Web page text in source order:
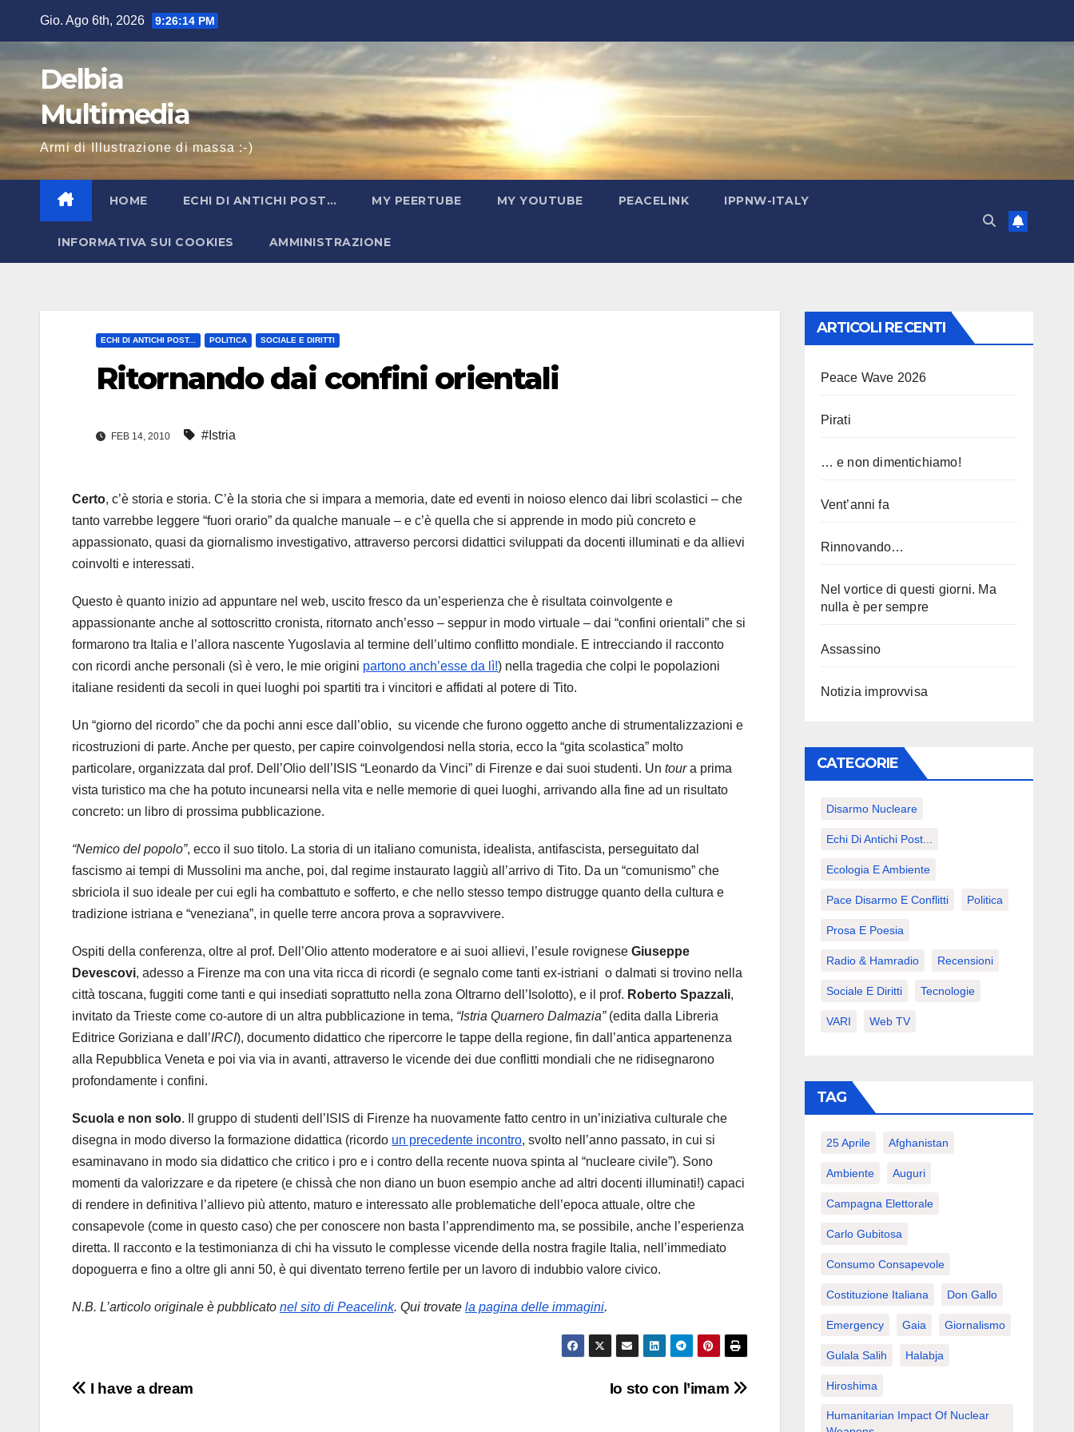
contenuto
Gio. Ago 6th, 2026 9:26:15 PM
Delbia
Multimedia
Armi di Illustrazione di massa :-)
HOME ECHI DI ANTICHI POST… MY PEERTUBE MY YOUTUBE PEACELINK IPPNW-ITALY
INFORMATIVA SUI COOKIES AMMINISTRAZIONE
ECHI DI ANTICHI POST... POLITICA SOCIALE E DIRITTI
Ritornando dai confini orientali
FEB 14, 2010 #Istria
Certo, c’è storia e storia. C’è la storia che si impara a memoria, date ed eventi in noioso elenco dai libri scolastici – che
tanto varrebbe leggere “fuori orario” da qualche manuale – e c’è quella che si apprende in modo più concreto e
appassionato, quasi da giornalismo investigativo, attraverso percorsi didattici sviluppati da docenti illuminati e da allievi
coinvolti e interessati.
Questo è quanto inizio ad appuntare nel web, uscito fresco da un’esperienza che è risultata coinvolgente e
appassionante anche al sottoscritto cronista, ritornato anch’esso – seppur in modo virtuale – dai “confini orientali” che si
formarono tra Italia e l’allora nascente Yugoslavia al termine dell’ultimo conflitto mondiale. E intrecciando il racconto
con ricordi anche personali (sì è vero, le mie origini partono anch’esse da lì!) nella tragedia che colpi le popolazioni
italiane residenti da secoli in quei luoghi poi spartiti tra i vincitori e affidati al potere di Tito.
Un “giorno del ricordo” che da pochi anni esce dall’oblio, su vicende che furono oggetto anche di strumentalizzazioni e
ricostruzioni di parte. Anche per questo, per capire coinvolgendosi nella storia, ecco la “gita scolastica” molto
particolare, organizzata dal prof. Dell’Olio dell’ISIS “Leonardo da Vinci” di Firenze e dai suoi studenti. Un toura prima
vista turistico ma che ha potuto incunearsi nella vita e nelle memorie di quei luoghi, arrivando alla fine ad un risultato
concreto: un libro di prossima pubblicazione.
“Nemico del popolo”, ecco il suo titolo. La storia di un italiano comunista, idealista, antifascista, perseguitato dal
fascismo ai tempi di Mussolini ma anche, poi, dal regime instaurato laggiù all’arrivo di Tito. Da un “comunismo” che
sbriciola il suo ideale per cui egli ha combattuto e sofferto, e che nello stesso tempo distrugge quanto della cultura e
tradizione istriana e “veneziana”, in quelle terre ancora prova a sopravvivere.
Ospiti della conferenza, oltre al prof. Dell’Olio attento moderatore e ai suoi allievi, l’esule rovignese Giuseppe
Devescovi, adesso a Firenze ma con una vita ricca di ricordi (e segnalo come tanti ex-istriani o dalmati si trovino nella
città toscana, fuggiti come tanti e qui insediati soprattutto nella zona Oltrarno dell’Isolotto), e il prof. Roberto Spazzali,
invitato da Trieste come co-autore di un altra pubblicazione in tema, “Istria Quarnero Dalmazia”(edita dalla Libreria
Editrice Goriziana e dall’IRCI), documento didattico che ripercorre le tappe della regione, fin dall’antica appartenenza
alla Repubblica Veneta e poi via via in avanti, attraverso le vicende dei due conflitti mondiali che ne ridisegnarono
profondamente i confini.
Scuola e non solo. Il gruppo di studenti dell’ISIS di Firenze ha nuovamente fatto centro in un’iniziativa culturale che
disegna in modo diverso la formazione didattica (ricordo un precedente incontro, svolto nell’anno passato, in cui si
esaminavano in modo sia didattico che critico i pro e i contro della recente nuova spinta al “nucleare civile”). Sono
momenti da valorizzare e da ripetere (e chissà che non diano un buon esempio anche ad altri docenti illuminati!) capaci
di rendere in definitiva l’allievo più attento, maturo e interessato alle problematiche dell’epoca attuale, oltre che
consapevole (come in questo caso) che per conoscere non basta l’apprendimento ma, se possibile, anche l’esperienza
diretta. Il racconto e la testimonianza di chi ha vissuto le complesse vicende della nostra fragile Italia, nell’immediato
dopoguerra e fino a oltre gli anni 50, è qui diventato terreno fertile per un lavoro di indubbio valore civico.
N.B. L’articolo originale è pubblicato nel sito di Peacelink. Qui trovate la pagina delle immagini.
Navigazione
Io sto con l’imam
I have a dream
ARTICOLI RECENTI
Peace Wave 2026
Pirati
… e non dimentichiamo!
Vent’anni fa
Rinnovando…
Nel vortice di questi giorni. Ma
nulla è per sempre
Assassino
Notizia improvvisa
CATEGORIE
Disarmo Nucleare
Echi Di Antichi Post...
Ecologia E Ambiente
Pace Disarmo E Conflitti Politica
Prosa E Poesia
Radio & Hamradio Recensioni
Sociale E Diritti Tecnologie
VARI Web TV
TAG
25 Aprile Afghanistan
Ambiente Auguri
Campagna Elettorale
Carlo Gubitosa
Consumo Consapevole
Costituzione Italiana Don Gallo
Emergency Gaia Giornalismo
Gulala Salih Halabja
Hiroshima
Humanitarian Impact Of Nuclear